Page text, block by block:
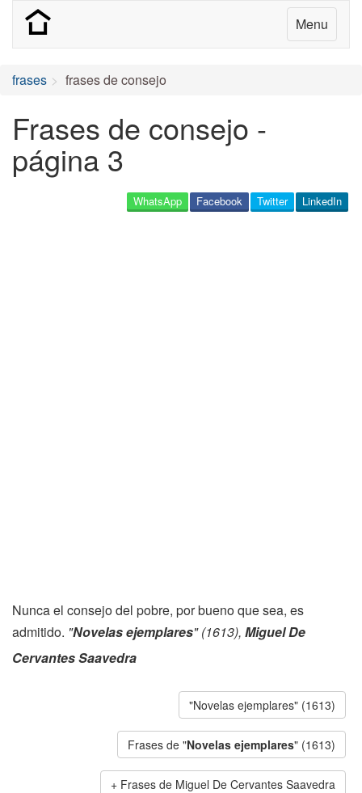
Menu
frases frases de consejo
Frases de consejo -
página 3
LinkedIn
Twitter
Facebook
WhatsApp
Nunca el consejo del pobre, por bueno que sea, es
admitido. "Novelas ejemplares" (1613), Miguel De
Cervantes Saavedra
"Novelas ejemplares" (1613)
Frases de "Novelas ejemplares" (1613)
Frases de Miguel De Cervantes Saavedra